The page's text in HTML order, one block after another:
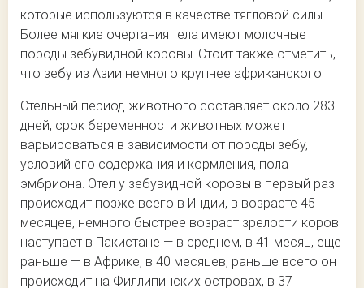
которые используются в качестве тягловой силы.
Более мягкие очертания тела имеют молочные
породы зебувидной коровы. Стоит также отметить,
что зебу из Азии немного крупнее африканского.
Стельный период животного составляет около 283
дней, срок беременности животных может
варьироваться в зависимости от породы зебу,
условий его содержания и кормления, пола
эмбриона. Отел у зебувидной коровы в первый раз
происходит позже всего в Индии, в возрасте 45
месяцев, немного быстрее возраст зрелости коров
наступает в Пакистане — в среднем, в 41 месяц, еще
раньше — в Африке, в 40 месяцев, раньше всего он
происходит на Филлипинских островах, в 37